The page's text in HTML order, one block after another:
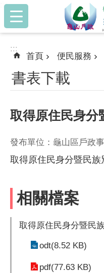
跳到主要內容區塊
:::
:::
首頁 便民服務
書表下載
取得原住民身分
發布單位：龜山區戶政
取得原住民身分暨民族
相關檔案
取得原住民身分暨民
odt(8.52 KB)
pdf(77.63 KB)